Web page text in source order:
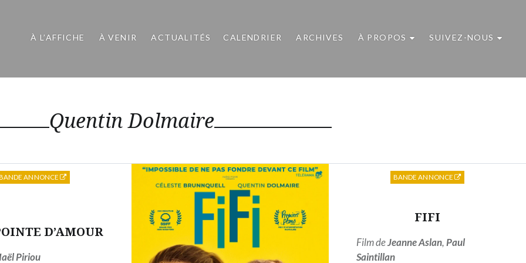
À L’AFFICHE À VENIR ACTUALITÉS CALENDRIER ARCHIVES À PROPOS SUIVEZ-NOUS
Quentin Dolmaire
D’AMOUR
Piriou
ANNONCE
FIFI
Film deJeanne Aslan,Paul
Saintillan
BANDE ANNONCE